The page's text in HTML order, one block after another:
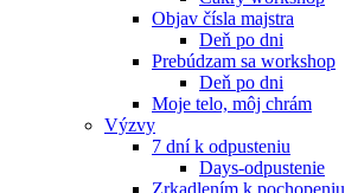
Objav čísla majstra
Deň po dni
Prebúdzam sa workshop
Deň po dni
Moje telo, môj chrám
Výzvy
7 dní k odpusteniu
Days-odpustenie
Zrkadlením k pochopeniu